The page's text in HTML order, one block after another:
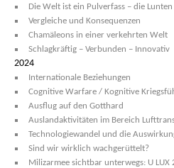
Die Welt ist ein Pulverfass – die
Vergleiche und Konsequenzen
Chamäleons in einer verkehrten Welt
Schlagkräftig – Verbunden – Innovativ
2024
Internationale Beziehungen
Cognitive Warfare / Kognitive
Ausflug auf den Gotthard
Auslandaktivitäten im Bereich
Technologiewandel und die
Sind wir wirklich wachgerüttelt?
Milizarmee sichtbar unterwegs: U LUX